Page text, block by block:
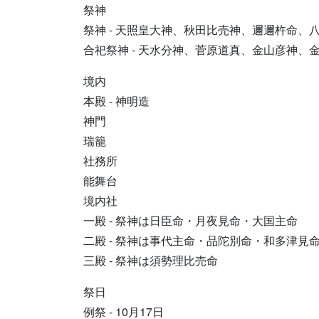
祭神
祭神 - 天照皇大神、秋田比売神、邇邇杵命、
合祀祭神 - 天水分神、菅原道真、金山彦神、
境内
本殿 - 神明造
神門
瑞籠
社務所
能舞台
境内社
一殿 - 祭神は日臣命・月夜見命・大国主命
二殿 - 祭神は事代主命・品陀別命・和多津見命
三殿 - 祭神は須勢理比売命
祭日
例祭 - 10月17日